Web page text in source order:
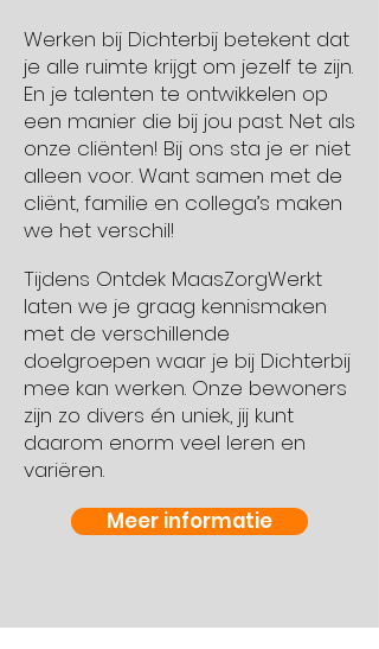
Werken bij Dichterbij betekent dat
je alle ruimte krijgt om jezelf te zijn.
En je talenten te ontwikkelen op
een manier die bij jou past. Net als
onze cliënten! Bij ons sta je er niet
alleen voor. Want samen met de
cliënt, familie en collega’s maken
we het verschil!
Tijdens Ontdek MaasZorgWerkt
laten we je graag kennismaken
met de verschillende
doelgroepen waar je bij Dichterbij
mee kan werken. Onze bewoners
zijn zo divers én uniek, jij kunt
daarom enorm veel leren en
variëren.
Meer informatie